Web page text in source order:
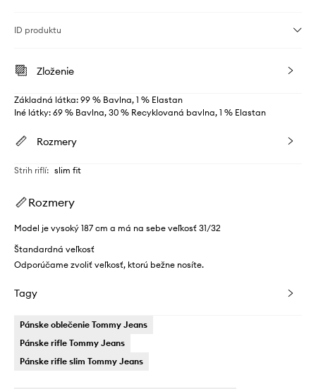
ID produktu
Zloženie
Základná látka: 99 % Bavlna, 1 % Elastan
Iné látky: 69 % Bavlna, 30 % Recyklovaná bavlna, 1 % Elastan
Rozmery
Strih riflí: slim fit
Rozmery
Model je vysoký 187 cm a má na sebe veľkosť 31/32
Štandardná veľkosť
Odporúčame zvoliť veľkosť, ktorú bežne nosíte.
Tagy
Pánske oblečenie Tommy Jeans
Pánske rifle Tommy Jeans
Pánske rifle slim Tommy Jeans